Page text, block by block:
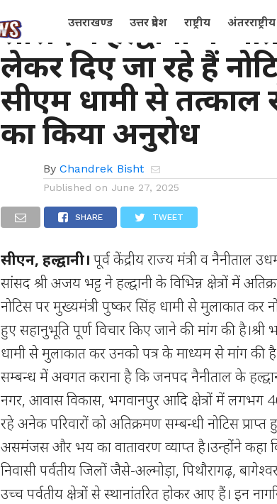
उत्तराखण्ड उत्तर प्रदेश राष्ट्रीय अंतरराष्ट्रीय
सांसद ने हल्द्वानी में
लेकर दिए जा रहे हैं
सीएम धामी से तत्काल
का किया अनुरोध
By Chandrek Bisht
Published on June 27, 2025
SHARE TWEET
सीएन, हल्द्वानी।पूर्व केंद्रीय राज्य मंत्री व नैनीताल
सांसद श्री अजय भट्ट ने हल्द्वानी के विभिन्न क्षेत्रों में
नोटिस पर मुख्यमंत्री पुष्कर सिंह धामी से मुलाकात कर
हुए सहानुभूति पूर्ण विचार किए जाने की मांग की है।श्री
धामी से मुलाकात कर उनको पत्र के माध्यम से मांग की
सम्बन्ध में अवगत कराना है कि जनपद नैनीताल के
नगर, आवास विकास, भगवानपुर आदि क्षेत्रों में लगभग
रहे अनेक परिवारों को अतिक्रमण सम्बन्धी नोटिस
असमंजस और भय का वातावरण व्याप्त है।उन्होंने कहा
निवासी पर्वतीय जिलों जैसे-अल्मोड़ा, पिथौरागढ़,
उच्च पर्वतीय क्षेत्रों से स्थानांतरित होकर आए हैं। इन